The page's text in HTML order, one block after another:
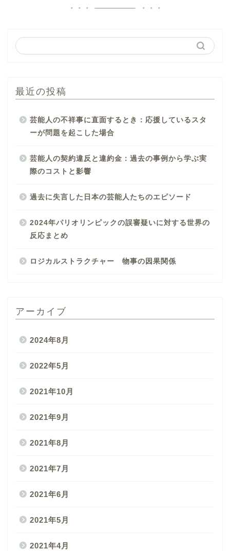
最近の投稿
芸能人の不祥事に直面するとき：応援しているスタ
ーが問題を起こした場合
芸能人の契約違反と違約金：過去の事例から学ぶ実
際のコストと影響
過去に失言した日本の芸能人たちのエピソード
2024年パリオリンピックの誤審疑いに対する世界の
反応まとめ
ロジカルストラクチャー 物事の因果関係
アーカイブ
2024年8月
2022年5月
2021年10月
2021年9月
2021年8月
2021年7月
2021年6月
2021年5月
2021年4月